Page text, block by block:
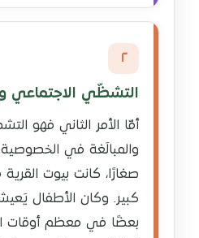
٢
التشظّي الاجتماعي
أمّا الأمر الثاني فهو
والمبالَغة في
صغارًا، كانت بيوت
كبير. وكان الأطفال
بعضًا في معظم أوقات